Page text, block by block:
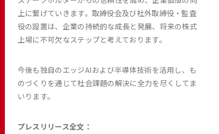
上に繋げていきます。取締役会及び社外取締役・監査
役の設置は、企業の持続的な成長と発展、将来の株式
上場に不可欠なステップと考えております。
今後も独自のエッジAIおよび半導体技術を活用し、も
のづくりを通じて社会課題の解決に全力を尽くしてま
いります。
プレスリリース全文：